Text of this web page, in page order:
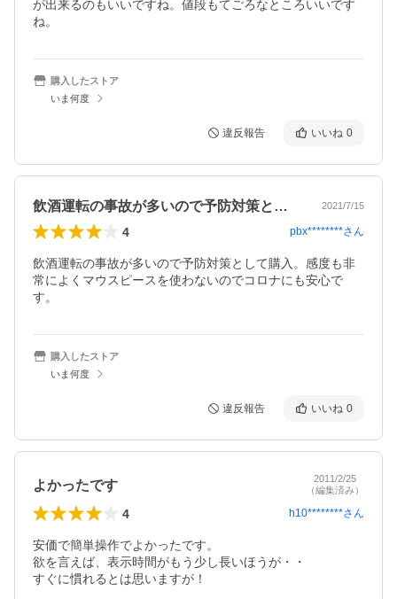
が出来るのもいいですね。値段もてごろなところいいです
ね。
購入したストア
いま何度
違反報告 いいね 0
飲酒運転の事故が多いので予防対策として… 2021/7/15
4 pbx********さん
飲酒運転の事故が多いので予防対策として購入。感度も非
常によくマウスピースを使わないのでコロナにも安心で
す。
購入したストア
いま何度
違反報告 いいね 0
よかったです
2011/2/25
（編集済み）
4 h10********さん
安価で簡単操作でよかったです。
欲を言えば、表示時間がもう少し長いほうが・・
すぐに慣れるとは思いますが！